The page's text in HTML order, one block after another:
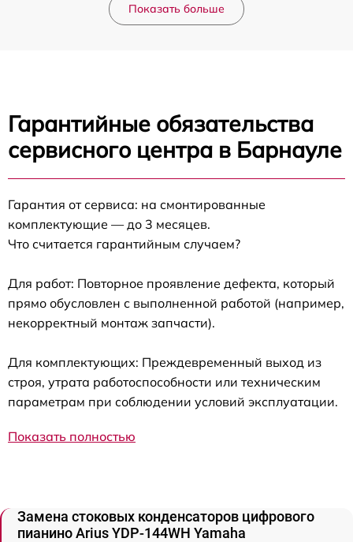
Показать больше
Гарантийные обязательства
сервисного центра в Барнауле
Гарантия от сервиса: на смонтированные
комплектующие — до 3 месяцев.
Что считается гарантийным случаем?
Для работ: Повторное проявление дефекта, который
прямо обусловлен с выполненной работой (например,
некорректный монтаж запчасти).
Для комплектующих: Преждевременный выход из
строя, утрата работоспособности или техническим
параметрам при соблюдении условий эксплуатации.
Показать полностью
Замена стоковых конденсаторов цифрового
пианино Arius YDP-144WH Yamaha